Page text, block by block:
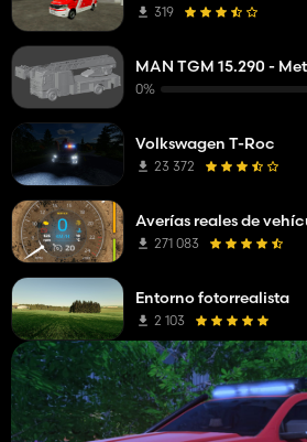
319
MAN TGM 15.290 -
0%
Volkswagen T-Roc
23 372
Averías reales de
271 083
Entorno fotorrealista
2 103